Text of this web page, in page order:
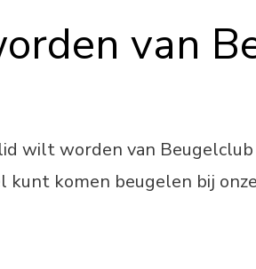
van
wilt worden van
kunt komen beugelen bij